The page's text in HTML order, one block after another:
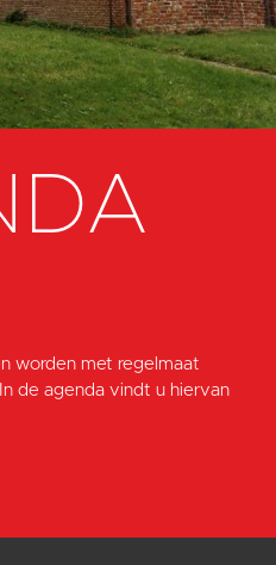
worden met regelmaat
de agenda vindt u hiervan